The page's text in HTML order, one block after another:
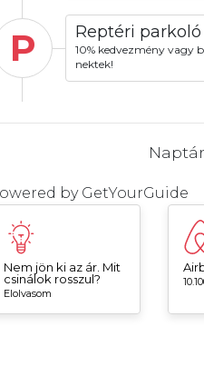
P Reptéri parkoló
10% kedvezmény vagy
nektek!
by GetYourGuide
Nem jön ki az ár. Mit
csinálok rosszul?
Elolvasom